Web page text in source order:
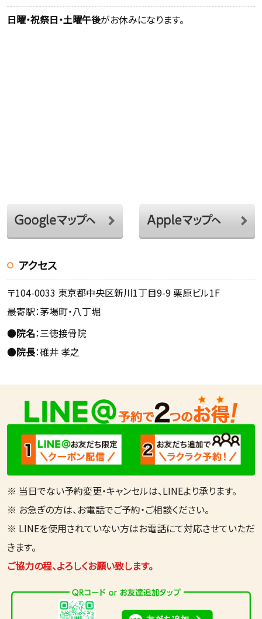
日曜・祝祭日・土曜午後がお休みになります。
アクセス
〒104-0033 東京都中央区新川1丁目9-9 栗原ビル1F
最寄駅：茅場町・八丁堀
●院名：三徳接骨院
●院長：碓井 孝之
※ 当日でない予約変更・キャンセルは、LINEより承ります。
※ お急ぎの方は、お電話でご予約・ご相談ください。
※ LINEを使用されていない方はお電話にて対応させていただ
きます。
ご協力の程、よろしくお願い致します。